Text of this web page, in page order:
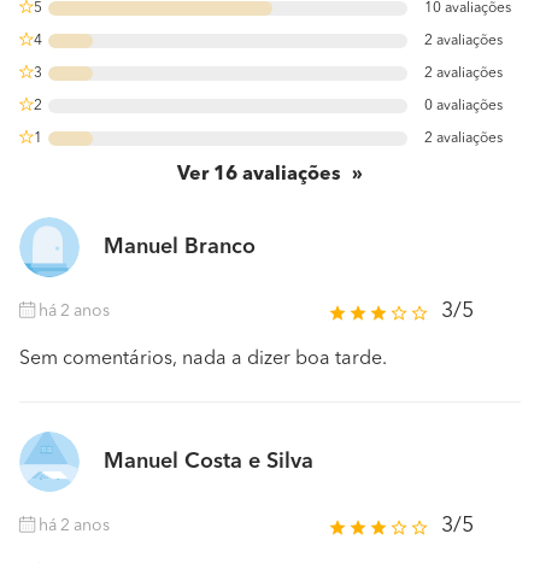
5 10 avaliações
62.5%
4 2 avaliações
12.5%
3 2 avaliações
12.5%
2 0 avaliações
1 2 avaliações
12.5%
Ver 16 avaliações
Manuel Branco
há 2 anos 3/5
Sem comentários, nada a dizer boa tarde.
Manuel Costa e Silva
há 2 anos 3/5